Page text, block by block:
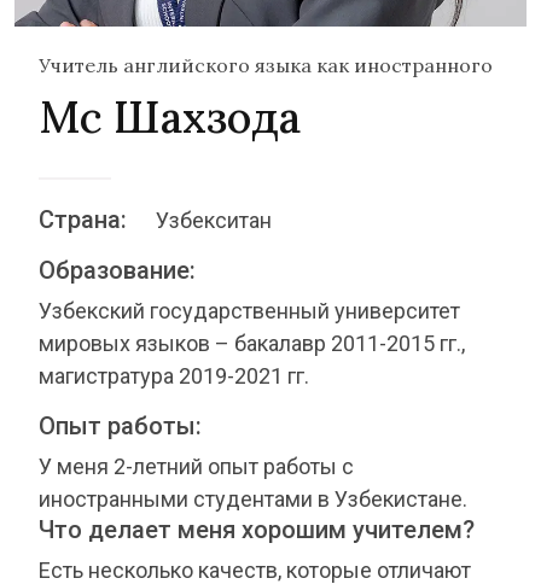
Учитель английского языка как иностранного
Мс Шахзода
Страна: Узбекситан
Образование:
Узбекский государственный университет
мировых языков – бакалавр 2011-2015 гг.,
магистратура 2019-2021 гг.
Опыт работы:
У меня 2-летний опыт работы с
иностранными студентами в Узбекистане.
Что делает меня хорошим учителем?
Есть несколько качеств, которые отличают